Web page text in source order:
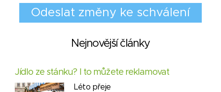
Nejnovější články
Jídlo ze stánku? I to můžete reklamovat
Léto přeje